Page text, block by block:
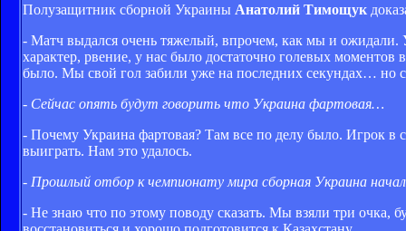
Полузащитник сборной Украины Анатолий Тимощук
- Матч выдался очень тяжелый, впрочем, как мы и ожидали.
характер, рвение, у нас было достаточно голевых
было. Мы свой гол забили уже на последних секундах… но
- Сейчас опять будут говорить что Украина фартовая…
- Почему Украина фартовая? Там все по делу было. Игрок в
выиграть. Нам это удалось.
- Прошлый отбор к чемпионату мира сборная Украина
- Не знаю что по этому поводу сказать. Мы взяли три очка,